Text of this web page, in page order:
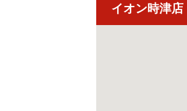
イオン時津店